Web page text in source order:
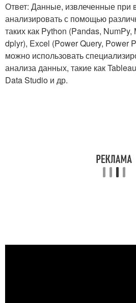
Ответ: Данные, извлеченные при
анализировать с помощью
таких как Python (Pandas,
dplyr), Excel (Power Query, Power
можно использовать
анализа данных, такие как
Data Studio и др.